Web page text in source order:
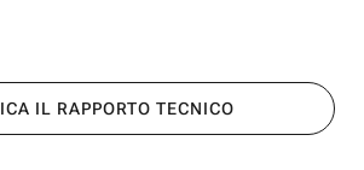
IL RAPPORTO TECNICO